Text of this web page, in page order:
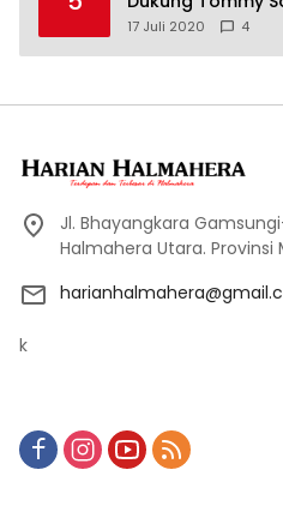
17 Juli 2020 4
Jl. Bhayangkara
Halmahera Utara. Provinsi
k